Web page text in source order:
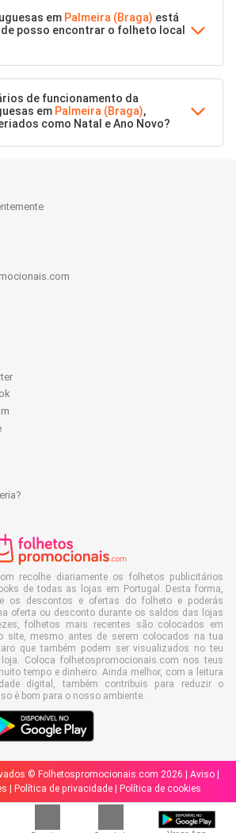
em Palmeira (Braga) está
posso encontrar o folheto local
de funcionamento da
em Palmeira (Braga),
como Natal e Ano Novo?
recolhe diariamente os folhetos publicitários
de todas as lojas em Portugal. Desta forma,
os descontos e ofertas do folheto e poderás
oferta ou desconto durante os saldos das lojas
folhetos mais recentes são colocados em
site, mesmo antes de serem colocados na tua
que também podem ser visualizados no teu
Coloca folhetospromocionais.com nos teus
tempo e dinheiro. Ainda melhor, com a leitura
digital, também contribuis para reduzir o
é bom para o nosso ambiente.
© Folhetospromocionais.com 2026 | Aviso
Política de privacidade| Política de cookies